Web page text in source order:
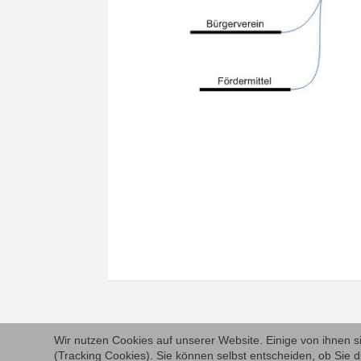
Wir nutzen Cookies auf unserer Website. Einige von ihnen
(Tracking Cookies). Sie können selbst entscheiden, ob Sie